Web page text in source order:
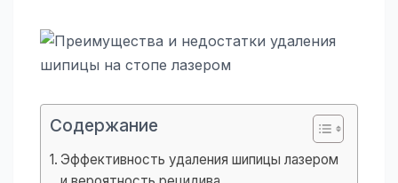
Содержание
Эффективность удаления шипицы лазером